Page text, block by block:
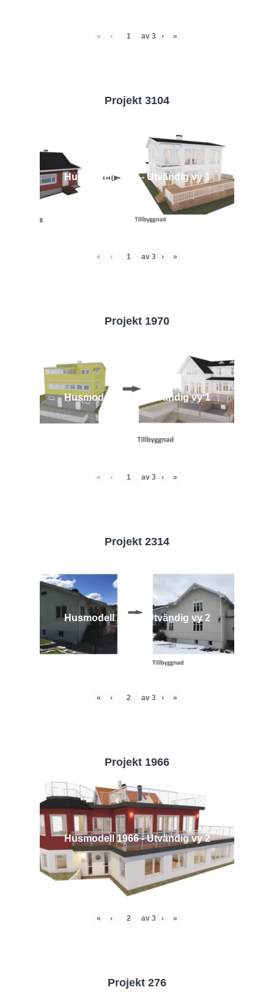
« ‹ av 3 › »
Projekt 3104
Husmodell 3104 - Utvändig vy 1
« ‹ av 3 › »
Projekt 1970
Husmodell 1970 - Utvändig vy 1
« ‹ av 3 › »
Projekt 2314
Husmodell 2314 - Utvändig vy 2
« ‹ av 3 › »
Projekt 1966
Husmodell 1966 - Utvändig vy 2
« ‹ av 3 › »
Projekt 276